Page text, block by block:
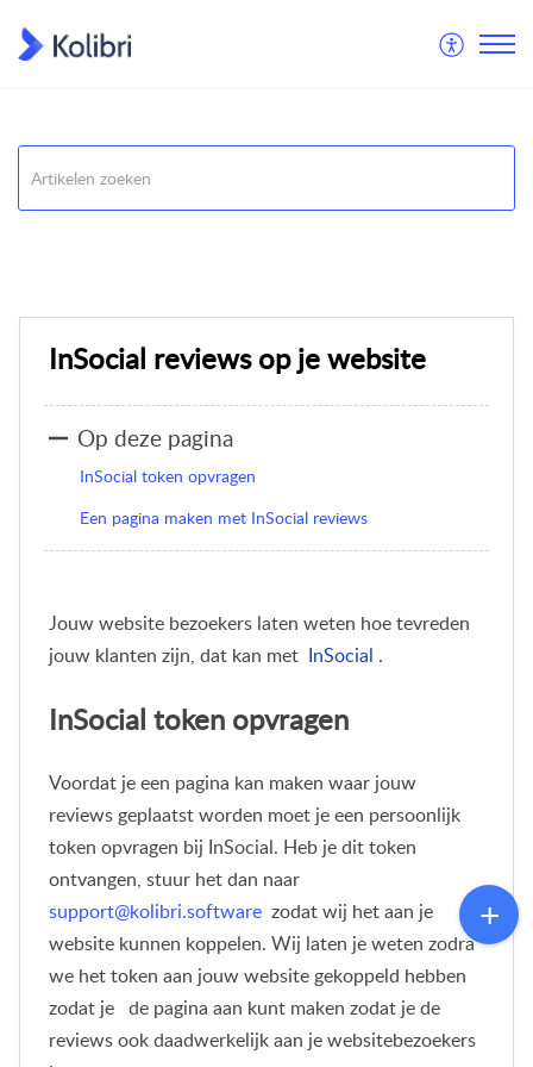
InSocial reviews op je website
Op deze pagina
InSocial token opvragen
Een pagina maken met InSocial reviews
Jouw website bezoekers laten weten hoe tevreden
jouw klanten zijn, dat kan met InSocial .
InSocial token opvragen
Voordat je een pagina kan maken waar jouw
reviews geplaatst worden moet je een persoonlijk
token opvragen bij InSocial. Heb je dit token
ontvangen, stuur het dan naar
support@kolibri.software zodat wij het aan je
website kunnen koppelen. Wij laten je weten zodra
we het token aan jouw website gekoppeld hebben
zodat je de pagina aan kunt maken zodat je de
reviews ook daadwerkelijk aan je websitebezoekers